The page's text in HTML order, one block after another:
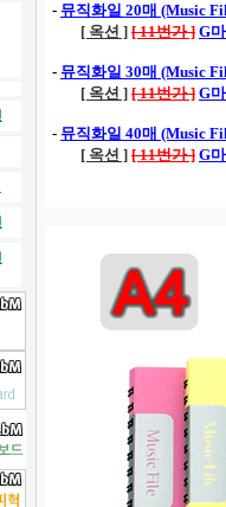
- 뮤직화일 20매 (Music
[ 옥션 ] [ 11번가 ] G
- 뮤직화일 30매 (Music
[ 옥션 ] [ 11번가 ] G
- 뮤직화일 40매 (Music
[ 옥션 ] [ 11번가 ] G